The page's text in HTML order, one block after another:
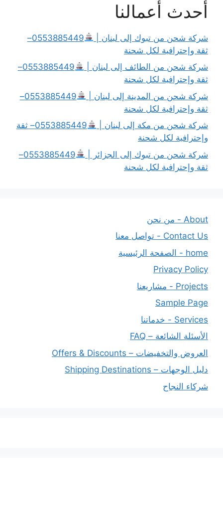
أحدث أعمالنا
شركة شحن من تبوك إلى لبنان |
0553885449–
ثقة وإحترافية لكل شحنة
شركة شحن من الطائف إلى لبنان |
0553885449–
ثقة وإحترافية لكل شحنة
شركة شحن من المدينة إلى لبنان |
0553885449–
ثقة وإحترافية لكل شحنة
شركة شحن من مكة إلى لبنان |
0553885449– ثقة
وإحترافية لكل شحنة
شركة شحن من تبوك إلى الجزائر |
0553885449–
ثقة وإحترافية لكل شحنة
About - من نحن
Contact Us - تواصل معنا
home - الصفحة الرئيسية
Privacy Policy
Projects - مشاريعنا
Sample Page
Services - خدماتنا
الأسئلة الشائعة – FAQ
العروض والتخفيضات – Offers & Discounts
دليل الوجهات – Shipping Destinations
شركاء النجاح